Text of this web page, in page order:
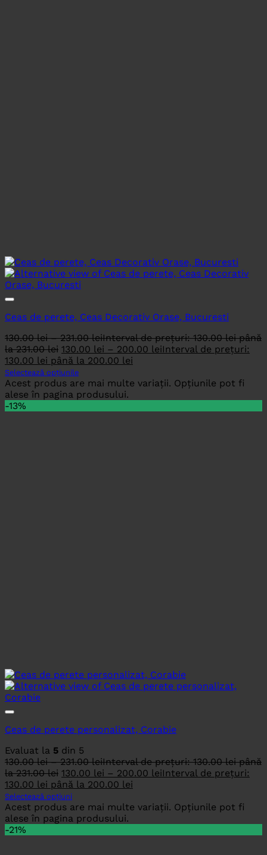
Ceas de perete, Ceas Decorativ Orase, Bucuresti
130.00lei – 231.00leiInterval de prețuri: 130.00 lei până
la 231.00 lei 130.00 lei – 200.00 leiInterval de prețuri:
130.00 lei până la 200.00 lei
Selectează opțiunile
Acest produs are mai multe variații. Opțiunile pot fi
alese în pagina produsului.
-13%
Ceas de perete personalizat, Corabie
Evaluat la 5 din 5
130.00lei – 231.00leiInterval de prețuri: 130.00 lei până
la 231.00 lei 130.00 lei – 200.00 leiInterval de prețuri:
130.00 lei până la 200.00 lei
Selectează opțiuni
Acest produs are mai multe variații. Opțiunile pot fi
alese în pagina produsului.
-21%